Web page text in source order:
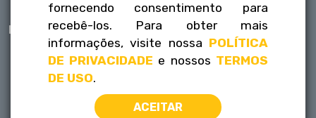
Publicações
Informativos
FLH na mídia
Contatos
Fale conosco
fornecendo consentimento para
recebê-los. Para obter mais
informações, visite nossa POLÍTICA
DE PRIVACIDADE e nossos TERMOS
DE USO.
ACEITAR